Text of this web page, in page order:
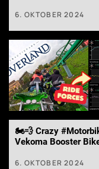
6. OKTOBER 2024
🏍️💨 Crazy
Vekoma Booster
6. OKTOBER 2024